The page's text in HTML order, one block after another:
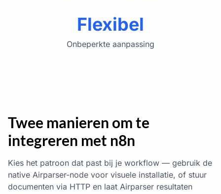
Flexibel
Onbeperkte aanpassing
Twee manieren om te
integreren met n8n
Kies het patroon dat past bij je workflow — gebruik de
native Airparser-node voor visuele installatie, of stuur
documenten via HTTP en laat Airparser resultaten